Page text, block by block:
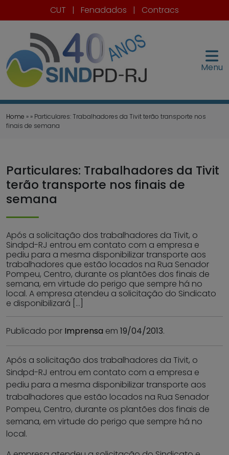
CUT | Fenadados | Contracs
Menu
Home » » Particulares: Trabalhadores da Tivit terão transporte nos
finais de semana
Particulares: Trabalhadores da Tivit
terão transporte nos finais de
semana
Após a solicitação dos trabalhadores da Tivit, o
Sindpd-RJ entrou em contato com a empresa e
pediu para a mesma disponibilizar transporte aos
trabalhadores que estão locados na Rua Senador
Pompeu, Centro, durante os plantões dos finais de
semana, em virtude do perigo que sempre há no
local. A empresa atendeu a solicitação do Sindicato
e disponibilizará […]
Publicado por Imprensa em 19/04/2013.
Após a solicitação dos trabalhadores da Tivit, o
Sindpd-RJ entrou em contato com a empresa e
pediu para a mesma disponibilizar transporte aos
trabalhadores que estão locados na Rua Senador
Pompeu, Centro, durante os plantões dos finais de
semana, em virtude do perigo que sempre há no
local.